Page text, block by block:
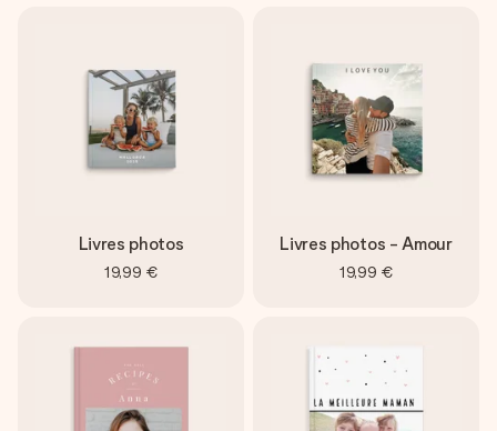
Livres photos
19,99 €
Livres photos - Amour
19,99 €